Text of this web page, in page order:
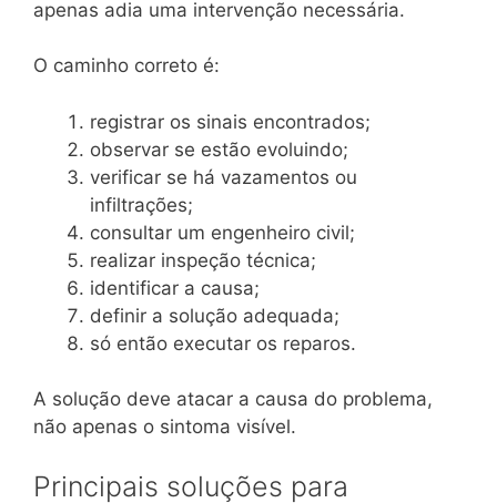
apenas adia uma intervenção necessária.
O caminho correto é:
registrar os sinais encontrados;
observar se estão evoluindo;
verificar se há vazamentos ou
infiltrações;
consultar um engenheiro civil;
realizar inspeção técnica;
identificar a causa;
definir a solução adequada;
só então executar os reparos.
A solução deve atacar a causa do problema,
não apenas o sintoma visível.
Principais soluções para